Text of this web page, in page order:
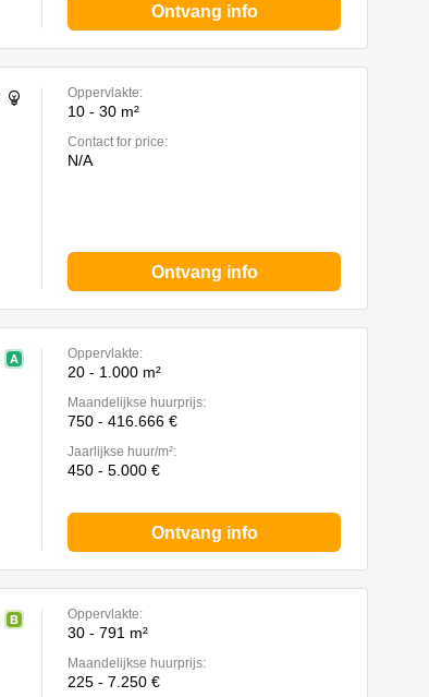
Ontvang info
Oppervlakte:
10 - 30 m²
Contact for price:
N/A
Ontvang info
Oppervlakte:
20 - 1.000 m²
Maandelijkse huurprijs:
750 - 416.666 €
Jaarlijkse huur/m²:
450 - 5.000 €
Ontvang info
Oppervlakte:
30 - 791 m²
Maandelijkse huurprijs:
225 - 7.250 €